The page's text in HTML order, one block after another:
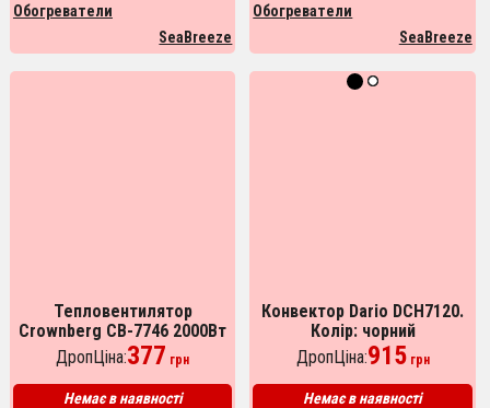
Обогреватели
SeaBreeze
Обогреватели
SeaBreeze
Тепловентилятор
Crownberg CB-7746 2000Вт
Обігрівач тепловентилятор
дуйка тепловентилятор
для дому
ДропЦіна:377 грн
Немає в наявності
Конвектор Dario DCH7120.
Колір: чорний
ДропЦіна:915грн
Немає в наявності